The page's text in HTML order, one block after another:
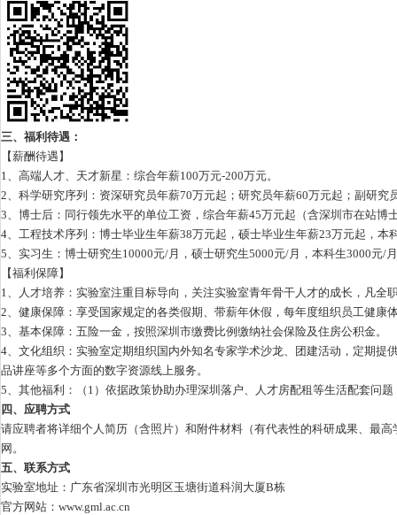
三、福利待遇：
【薪酬待遇】
1、高端人才、天才新星：综合年薪100万元-200万元。
2、科学研究序列：资深研究员年薪70万元起；研究员年薪60万元起；副研究
3、博士后：同行领先水平的单位工资，综合年薪45万元起（含深圳市在站博
4、工程技术序列：博士毕业生年薪38万元起，硕士毕业生年薪23万元起，
5、实习生：博士研究生10000元/月，硕士研究生5000元/月，本科生3000元/
【福利保障】
1、人才培养：实验室注重目标导向，关注实验室青年骨干人才的成长，凡
2、健康保障：享受国家规定的各类假期、带薪年休假，每年度组织员工健康
3、基本保障：五险一金，按照深圳市缴费比例缴纳社会保险及住房公积金。
4、文化组织：实验室定期组织国内外知名专家学术沙龙、团建活动，定期
品讲座等多个方面的数字资源线上服务。
5、其他福利：（1）依据政策协助办理深圳落户、人才房配租等生活配套问
四、应聘方式
请应聘者将详细个人简历（含照片）和附件材料（有代表性的科研成果、最
网。
五、联系方式
实验室地址：广东省深圳市光明区玉塘街道科润大厦B栋
官方网站： www.gml.ac.cn